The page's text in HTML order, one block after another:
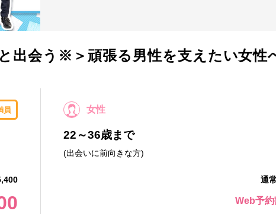
出会う※＞頑張る男性を支えたい女性
員 女性
22～36歳まで
(出会いに前向きな方)
通
Web予約